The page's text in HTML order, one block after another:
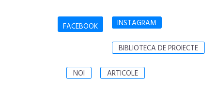
FACEBOOK INSTAGRAM
BIBLIOTECA DE PROIECTE
NOI ARTICOLE